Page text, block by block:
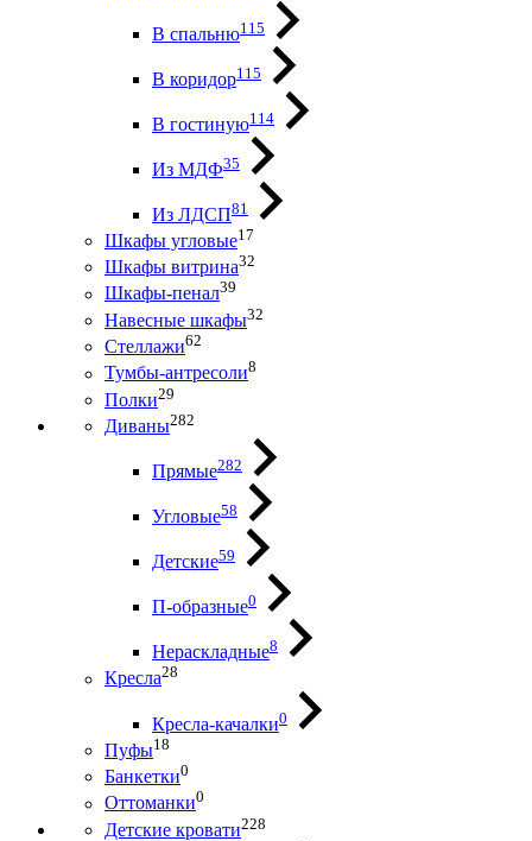
В спальню115
В коридор115
В гостиную114
Из МДФ35
Из ЛДСП81
Шкафы угловые17
Шкафы витрина32
Шкафы-пенал39
Навесные шкафы32
Стеллажи62
Тумбы-антресоли8
Полки29
Диваны282
Прямые282
Угловые58
Детские59
П-образные0
Нераскладные8
Кресла28
Кресла-качалки0
Пуфы18
Банкетки0
Оттоманки0
Детские кровати228